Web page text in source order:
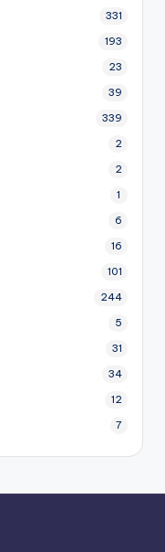
331
193
23
39
339
2
2
1
6
16
101
244
5
31
34
12
7